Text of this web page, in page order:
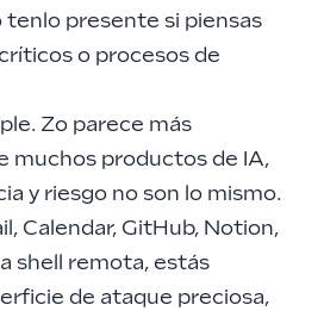
tenlo presente si piensas
o procesos de
Zo parece más
muchos productos de IA,
y riesgo no son lo mismo.
Calendar, GitHub, Notion,
shell remota, estás
de ataque preciosa,